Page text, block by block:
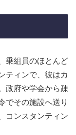
乗組員のほとんど
ティンで、彼はカ
政府や学会から疎
でその施設へ送り
コンスタンティン